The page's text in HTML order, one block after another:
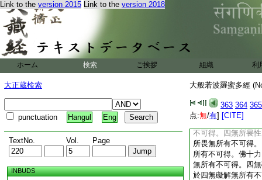
Link to the version 2015 Link to the version 2018
ホーム 検索 ご挨拶 組織 利
大正蔵検索
punctuation Hangul Eng
TextNo. Vol. Page
INBUDS
大般若波羅蜜多經
363 364 365
点:無/有] [CITE]
解脱門無所有不可
諸法。以一切種一
訶薩亦無所有不可
舍利子。五眼性空
神通性空故。六神
得。六神通於五眼
我於如是諸法。以
求菩薩摩訶薩亦無
性空故
舍利子。佛十力性
無所有不可得。佛
不可得。四無所畏
所畏無所有不可得
所有不可得。佛十
無所有不可得。四
於四無礙解無所有